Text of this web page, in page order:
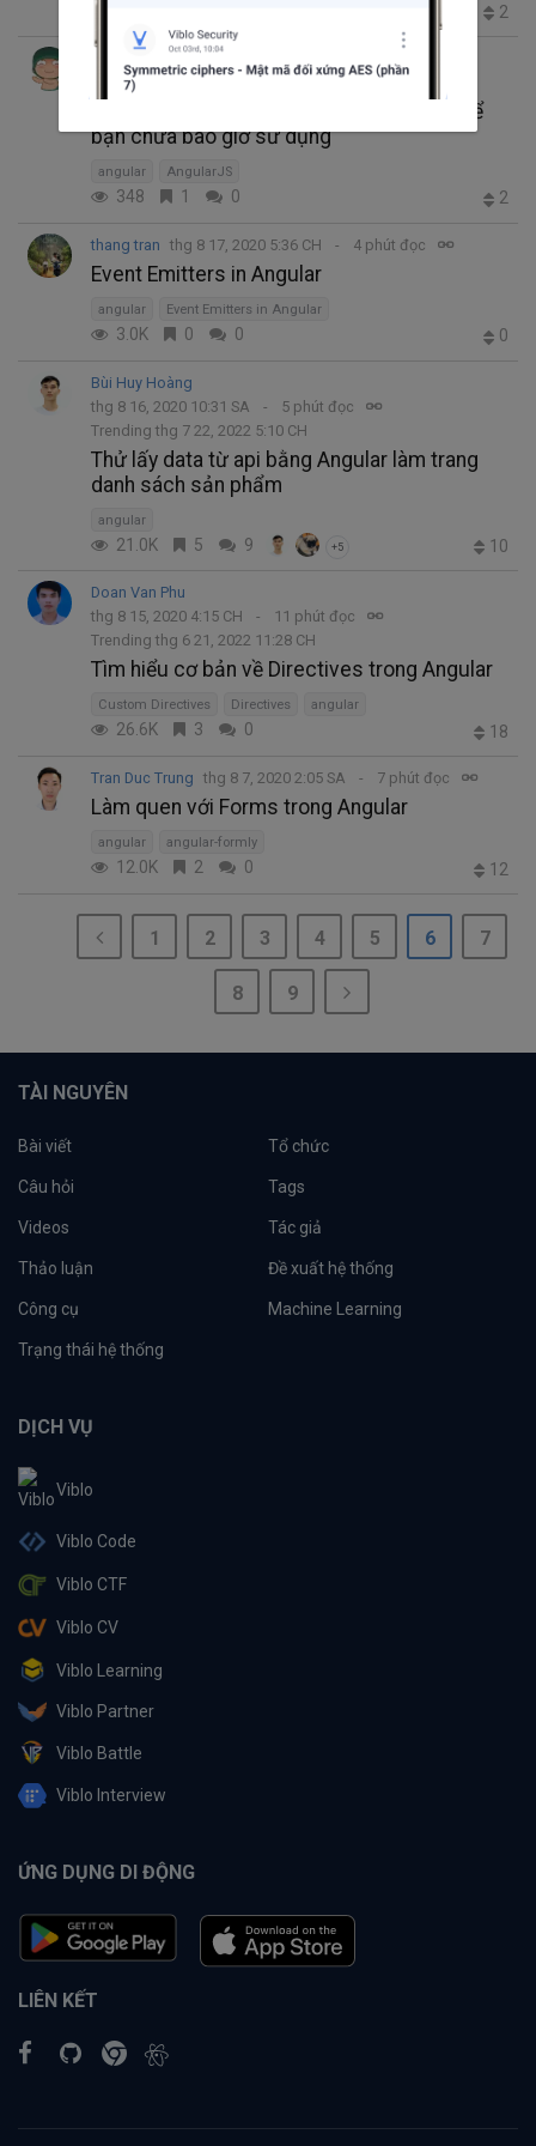
2
Nguyen Van Duong
thg 8 19, 2020 2:44 SA
3 phút đọc
10 tính năng hữu ích trong angularjs có thể
bạn chưa bao giờ sử dụng
angular AngularJS
348 1 0 2
thang tran thg 8 17, 2020 5:36 CH 4 phút đọc
Event Emitters in Angular
angular Event Emitters in Angular
3.0K 0 0 0
Bùi Huy Hoàng
thg 8 16, 2020 10:31 SA
5 phút đọc
Trending thg 7 22, 2022 5:10 CH
Thử lấy data từ api bằng Angular làm trang
danh sách sản phẩm
angular
21.0K 5 9 +5 10
Doan Van Phu
thg 8 15, 2020 4:15 CH
11 phút đọc
Trending thg 6 21, 2022 11:28 CH
Tìm hiểu cơ bản về Directives trong Angular
Custom Directives Directives angular
26.6K 3 0 18
Tran Duc Trung thg 8 7, 2020 2:05 SA 7 phút đọc
Làm quen với Forms trong Angular
angular angular-formly
12.0K 2 0 12
1 2 3 4 5 6 7
8 9
TÀI NGUYÊN
Bài viết Tổ chức
Câu hỏi Tags
Videos Tác giả
Thảo luận Đề xuất hệ thống
Công cụ Machine Learning
Trạng thái hệ thống
DỊCH VỤ
Viblo
Viblo Code
Viblo CTF
Viblo CV
Viblo Learning
Viblo Partner
Viblo Battle
Viblo Interview
ỨNG DỤNG DI ĐỘNG
LIÊN KẾT